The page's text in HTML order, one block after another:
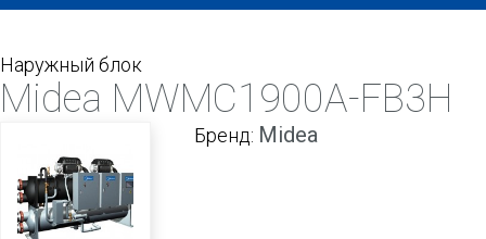
Наружный блок
Midea MWMC1900A-FB3H
Бренд: Midea